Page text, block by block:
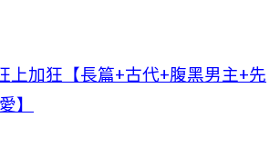
上加狂【長篇+古代+腹黑男主+先
】